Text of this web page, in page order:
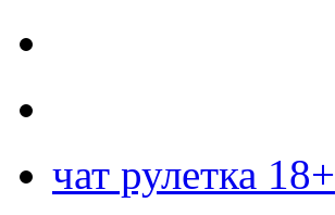
чат рулетка 18+